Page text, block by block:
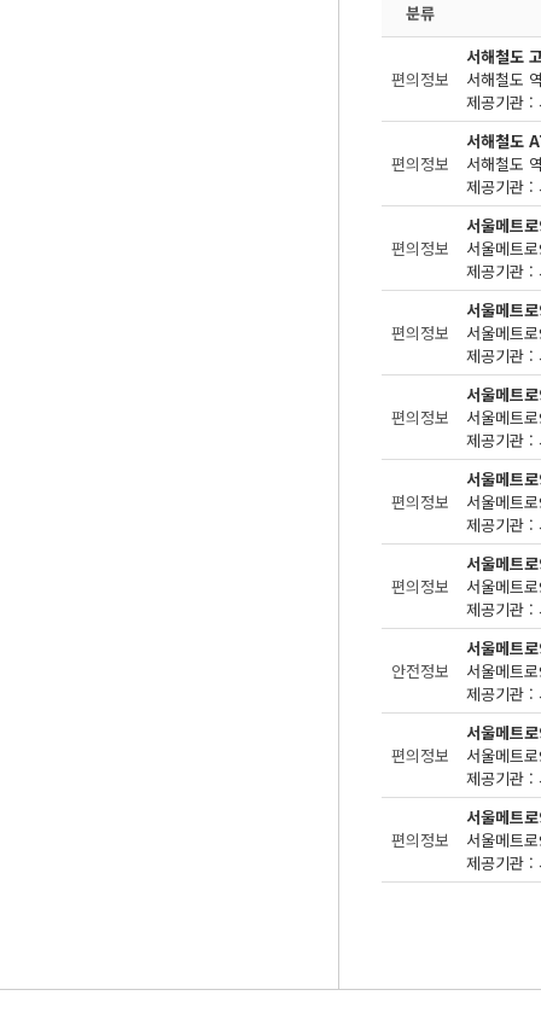
분류
편의정보
서해철도
제공기관 :
편의정보
서해철도
제공기관 :
편의정보
서울메트
제공기관 :
편의정보
서울메트
제공기관 :
편의정보
서울메트
제공기관 :
편의정보
서울메트
제공기관 :
편의정보
서울메트
제공기관 :
안전정보
서울메트
제공기관 :
편의정보
서울메트
제공기관 :
편의정보
서울메트
제공기관 :